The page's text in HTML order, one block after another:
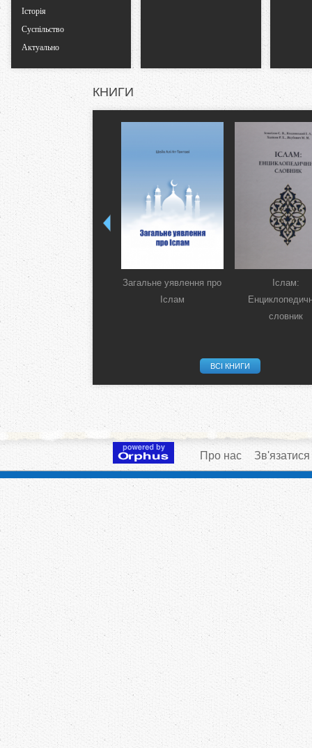
Історія
Суспільство
Актуально
КНИГИ
Загальне уявлення про
Іслам
Іслам:
словник
ВСІ КНИГИ
Про нас